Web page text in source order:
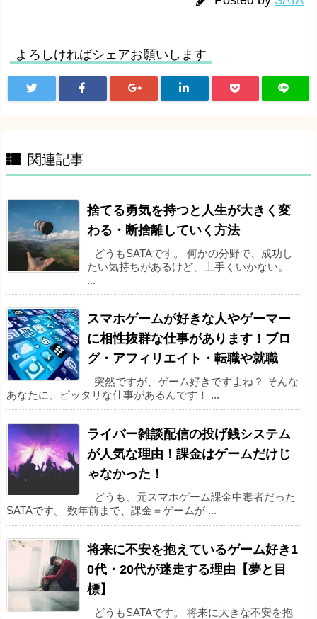
よろしければシェアお願いします
関連記事
捨てる勇気を持つと人生が大きく変
わる・断捨離していく方法
どうもSATAです。 何かの分野で、成功し
たい気持ちがあるけど、上手くいかない。
...
スマホゲームが好きな人やゲーマー
に相性抜群な仕事があります！ブロ
グ・アフィリエイト・転職や就職
突然ですが、ゲーム好きですよね？ そんな
あなたに、ピッタリな仕事があるんです！ ...
ライバー雑談配信の投げ銭システム
が人気な理由！課金はゲームだけじ
ゃなかった！
どうも、元スマホゲーム課金中毒者だった
SATAです。 数年前まで、課金＝ゲームが ...
将来に不安を抱えているゲーム好き1
0代・20代が迷走する理由【夢と目
標】
どうもSATAです。 将来に大きな不安を抱